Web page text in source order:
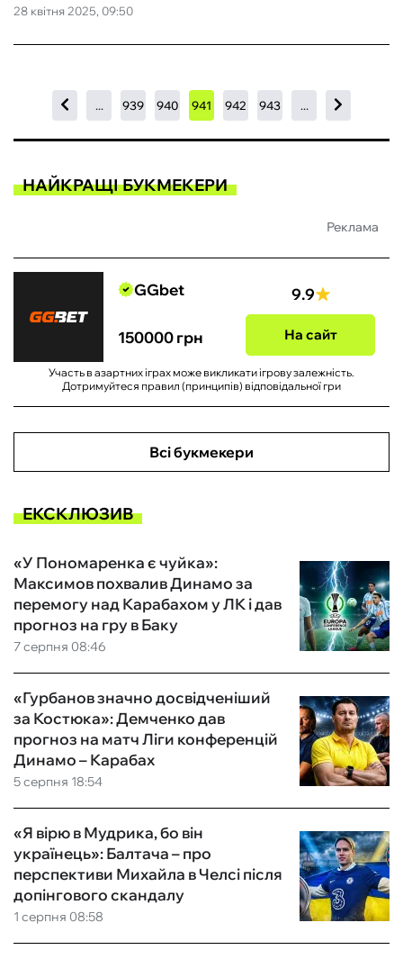
28 квітня 2025, 09:50
... 939 940 941 942 943 ...
НАЙКРАЩІ БУКМЕКЕРИ
Реклама
GGbet
150000 грн
9.9
На сайт
Участь в азартних іграх може викликати ігрову залежність.
Дотримуйтеся правил (принципів) відповідальної гри
Всі букмекери
ЕКСКЛЮЗИВ
7 серпня 08:46
«У Пономаренка є чуйка»:
Максимов похвалив Динамо за
перемогу над Карабахом у ЛК і дав
прогноз на гру в Баку
5 серпня 18:54
«Гурбанов значно досвідченіший
за Костюка»: Демченко дав
прогноз на матч Ліги конференцій
Динамо – Карабах
1 серпня 08:58
«Я вірю в Мудрика, бо він
українець»: Балтача – про
перспективи Михайла в Челсі після
допінгового скандалу